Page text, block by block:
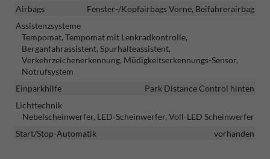
Airbags
Fenster-/Kopfairbags Vorne, Beifahrerairbag
Assistenzsysteme
Tempomat, Tempomat mit Lenkradkontrolle,
Berganfahrassistent, Spurhalteassistent,
Verkehrzeichenerkennung, Müdigkeitserkennungs-Sensor,
Notrufsystem
Einparkhilfe
Park Distance Control hinten
Lichttechnik
Nebelscheinwerfer, LED-Scheinwerfer, Voll-LED Scheinwerfer
Start/Stop-Automatik
vorhanden